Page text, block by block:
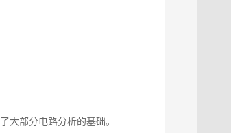
大部分电路分析的基础。